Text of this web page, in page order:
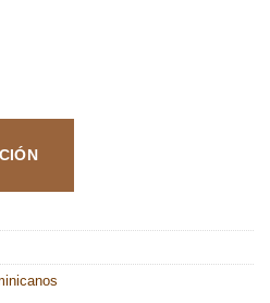
cantidad